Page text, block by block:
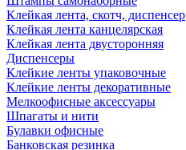
Клейкая лента, скотч, диспенсер
Клейкая лента канцелярская
Клейкая лента двусторонняя
Диспенсеры
Клейкие ленты упаковочные
Клейкие ленты декоративные
Мелкоофисные аксессуары
Шпагаты и нити
Булавки офисные
Банковская резинка